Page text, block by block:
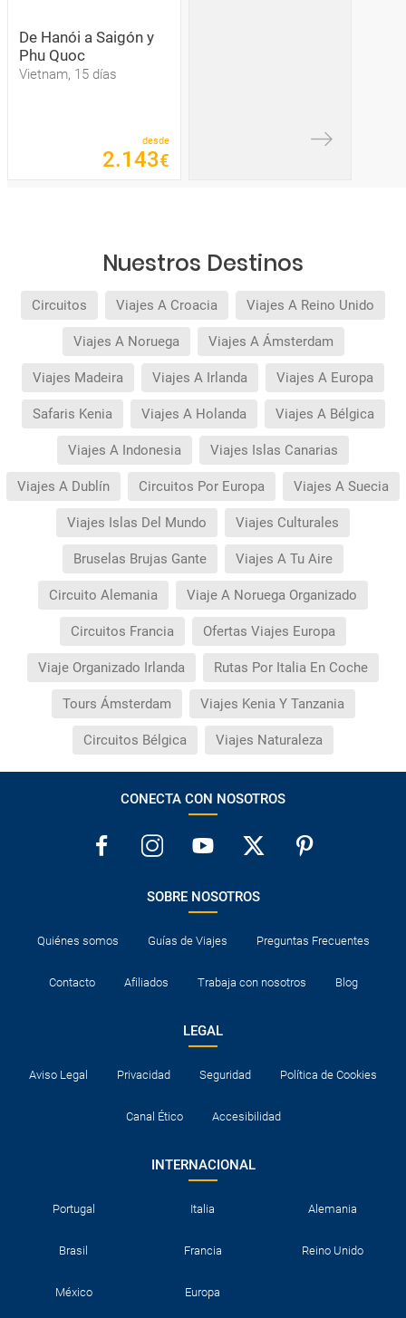
De Hanói a Saigón y
Phu Quoc
Vietnam, 15 días
desde
2.143€
Nuestros Destinos
Circuitos Viajes A Croacia Viajes A Reino Unido
Viajes A Noruega Viajes A Ámsterdam
Viajes Madeira Viajes A Irlanda Viajes A Europa
Safaris Kenia Viajes A Holanda Viajes A Bélgica
Viajes A Indonesia Viajes Islas Canarias
Viajes A Dublín Circuitos Por Europa Viajes A Suecia
Viajes Islas Del Mundo Viajes Culturales
Bruselas Brujas Gante Viajes A Tu Aire
Circuito Alemania Viaje A Noruega Organizado
Circuitos Francia Ofertas Viajes Europa
Viaje Organizado Irlanda Rutas Por Italia En Coche
Tours Ámsterdam Viajes Kenia Y Tanzania
Circuitos Bélgica Viajes Naturaleza
CONECTA CON NOSOTROS
SOBRE NOSOTROS
Quiénes somos Guías de Viajes Preguntas Frecuentes
Contacto Afiliados Trabaja con nosotros Blog
LEGAL
Aviso Legal Privacidad Seguridad Política de Cookies
Canal Ético Accesibilidad
INTERNACIONAL
Portugal Italia Alemania
Brasil Francia Reino Unido
México Europa